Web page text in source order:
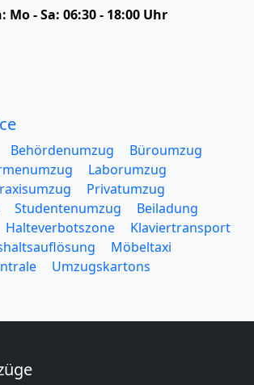
Mo - Sa: 06:30 - 18:00 Uhr
Behördenumzug
Büroumzug
Laborumzug
Privatumzug
Studentenumzug
Beiladung
Halteverbotszone
Klaviertransport
Möbeltaxi
Umzugskartons